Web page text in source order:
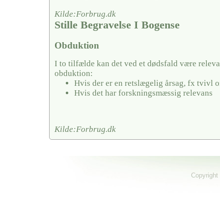
Kilde:Forbrug.dk
Stille Begravelse I Bogense
Obduktion
I to tilfælde kan det ved et dødsfald være
obduktion:
Hvis der er en retslægelig årsag, fx tvivl
Hvis det har forskningsmæssig relevans
Kilde:Forbrug.dk